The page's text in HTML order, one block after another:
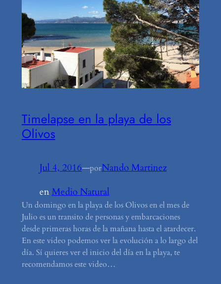
Timelapse en la playa de los
Olivos
Jul 4, 2016—porNando Martinez
enMedio Natural
Un domingo en la playa de los Olivos en el mes de
Julio es un transito de personas y embarcaciones
desde primeras horas de la mañana hasta el atardecer.
En este video podemos ver la evolución a lo largo del
día. Sí quieres ver el inicio del día en la playa, te
recomendamos este video…